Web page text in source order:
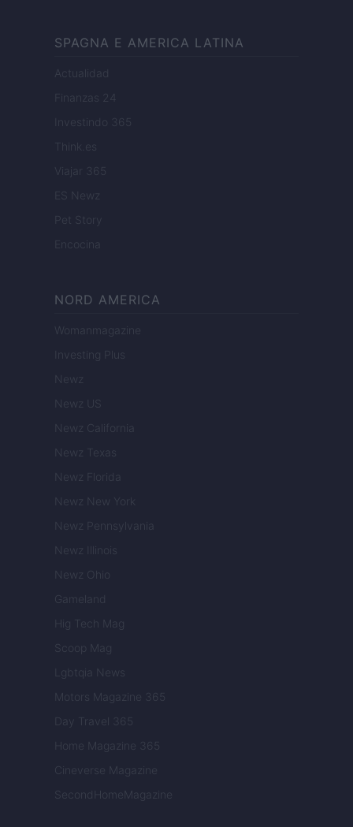
SPAGNA E AMERICA LATINA
Actualidad
Finanzas 24
Investindo 365
Think.es
Viajar 365
ES Newz
Pet Story
Encocina
NORD AMERICA
Womanmagazine
Investing Plus
Newz
Newz US
Newz California
Newz Texas
Newz Florida
Newz New York
Newz Pennsylvania
Newz Illinois
Newz Ohio
Gameland
Hig Tech Mag
Scoop Mag
Lgbtqia News
Motors Magazine 365
Day Travel 365
Home Magazine 365
Cineverse Magazine
SecondHomeMagazine